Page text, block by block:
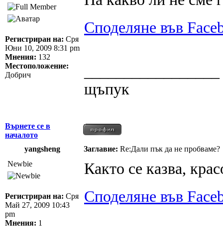
Регистриран на: Сря
Юни 10, 2009 8:31 pm
Мнения: 132
Местоположение:
Добрич
Споделяне във
щъпук
Върнете се в
началото
yangsheng
Заглавие: Re:Дали пък да не пробваме?
Newbie
Регистриран на: Сря
Май 27, 2009 10:43
pm
Мнения: 1
Както се казва,
Споделяне във